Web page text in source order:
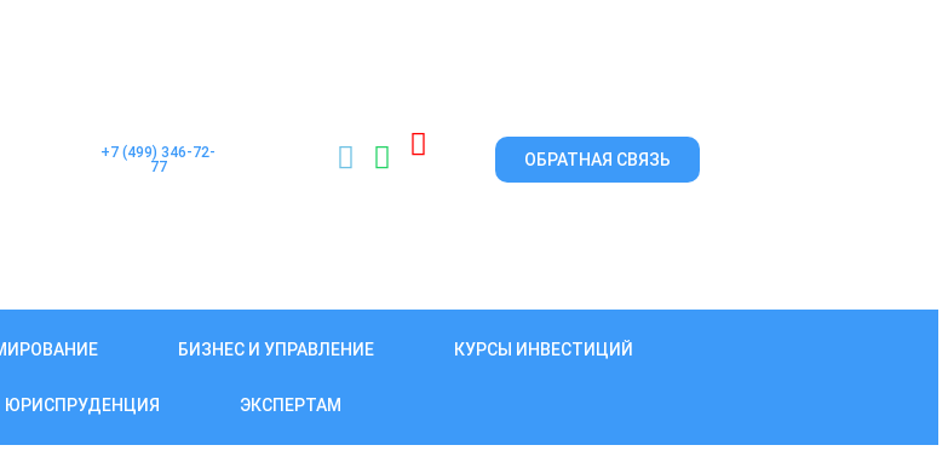
+7 (499) 346-72-
77
ОБРАТНАЯ СВЯЗЬ
БИЗНЕС И УПРАВЛЕНИЕ КУРСЫ ИНВЕСТИЦИЙ
ЮРИСПРУДЕНЦИЯ ЭКСПЕРТАМ